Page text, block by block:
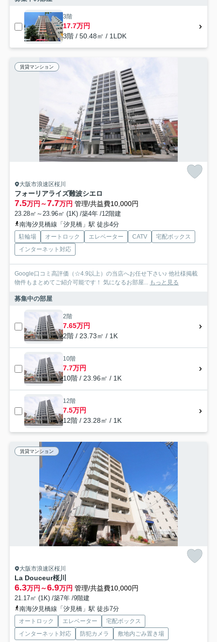
3階
17.7万円
3階 / 50.48㎡ / 1LDK
賃貸マンション
大阪市浪速区桜川
フォーリアライズ難波シエロ
7.5万円～7.7万円 管理/共益費10,000円
23.28㎡～23.96㎡ (1K) /築4年 /12階建
南海汐見橋線「汐見橋」駅 徒歩4分
駐輪場 オートロック エレベーター CATV
宅配ボックス
インターネット対応
Google口コミ高評価（☆4.9以上）の当店へお任せ下さい♪ 他社様掲載
物件もまとめてご紹介可能です！ 気になるお部屋... もっと見る
募集中の部屋
2階
7.65万円
2階 / 23.73㎡ / 1K
10階
7.7万円
10階 / 23.96㎡ / 1K
12階
7.5万円
12階 / 23.28㎡ / 1K
賃貸マンション
大阪市浪速区桜川
La Douceur桜川
6.3万円～6.9万円 管理/共益費10,000円
21.17㎡ (1K) /築7年 /9階建
南海汐見橋線「汐見橋」駅 徒歩7分
オートロック エレベーター
宅配ボックス
インターネット対応
防犯カメラ 敷地内ごみ置き場